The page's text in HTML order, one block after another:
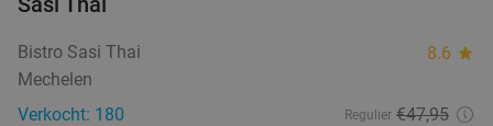
48%
4-gangen keuzediner of -lunch bij Oud Balder
Vandaag
Bistro Sasi Thai 8.6 star
Mechelen
Verkocht: 180
Regulier €47,95